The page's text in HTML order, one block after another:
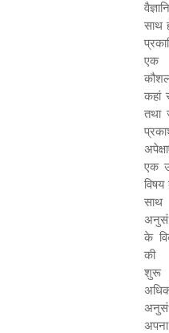
साथ
एक
कहां
तथा
एक
के
की
शुरू